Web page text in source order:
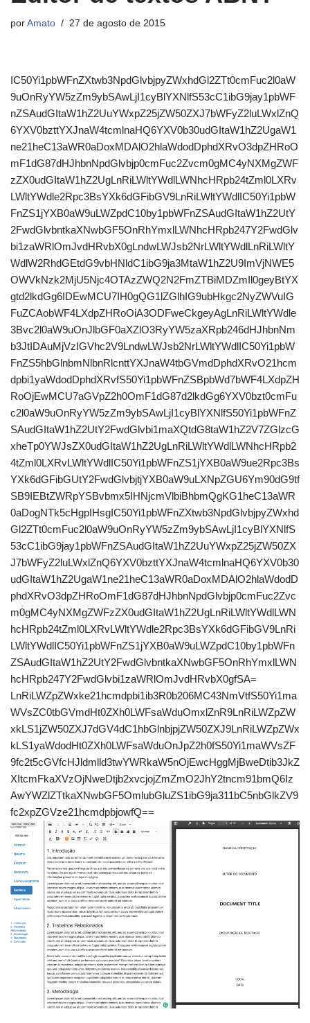
por Amato 27 de agosto de 2015
IC50Yi1pbWFnZXtwb3NpdGlvbjpyZWxhdGl2ZTt0cmFuc2l0aW
9uOnRyYW5zZm9ybSAwLjI1cyBlYXNlfS53cC1ibG9jay1pbWF
nZSAudGItaW1hZ2UuYWxpZ25jZW50ZXJ7bWFyZ2luLWxlZnQ
6YXV0bzttYXJnaW4tcmlnaHQ6YXV0b30udGItaW1hZ2UgaW1
ne21heC13aWR0aDoxMDAlO2hlaWdodDphdXRvO3dpZHRoO
mF1dG87dHJhbnNpdGlvbjp0cmFuc2Zvcm0gMC4yNXMgZWF
zZX0udGItaW1hZ2UgLnRiLWltYWdlLWNhcHRpb24tZml0LXRv
LWltYWdle2Rpc3BsYXk6dGFibGV9LnRiLWltYWdlIC50Yi1pbW
FnZS1jYXB0aW9uLWZpdC10by1pbWFnZSAudGItaW1hZ2UtY
2FwdGlvbntkaXNwbGF5OnRhYmxlLWNhcHRpb247Y2FwdGlv
bi1zaWRlOmJvdHRvbX0gLndwLWJsb2NrLWltYWdlLnRiLWltY
WdlW2RhdGEtdG9vbHNldC1ibG9ja3MtaW1hZ2U9ImVjNWE5
OWVkNzk2MjU5Njc4OTAzZWQ2N2FmZTBiMDZmIl0geyBtYX
gtd2lkdGg6IDEwMCU7IH0gQG1lZGlhIG9ubHkgc2NyZWVuIG
FuZCAobWF4LXdpZHRoOiA3ODFweCkgeyAgLnRiLWltYWdle
3Bvc2l0aW9uOnJlbGF0aXZlO3RyYW5zaXRpb246dHJhbnNm
b3JtIDAuMjVzIGVhc2V9LndwLWJsb2NrLWltYWdlIC50Yi1pbW
FnZS5hbGlnbmNlbnRlcnttYXJnaW4tbGVmdDphdXRvO21hcm
dpbi1yaWdodDphdXRvfS50Yi1pbWFnZSBpbWd7bWF4LXdpZH
RoOjEwMCU7aGVpZ2h0OmF1dG87d2lkdGg6YXV0bzt0cmFu
c2l0aW9uOnRyYW5zZm9ybSAwLjI1cyBlYXNlfS50Yi1pbWFnZ
SAudGItaW1hZ2UtY2FwdGlvbi1maXQtdG8taW1hZ2V7ZGlzcG
xheTp0YWJsZX0udGItaW1hZ2UgLnRiLWltYWdlLWNhcHRpb2
4tZml0LXRvLWltYWdlIC50Yi1pbWFnZS1jYXB0aW9ue2Rpc3Bs
YXk6dGFibGUtY2FwdGlvbjtjYXB0aW9uLXNpZGU6Ym90dG9tf
SB9IEBtZWRpYSBvbmx5IHNjcmVlbiBhbmQgKG1heC13aWR
0aDogNTk5cHgpIHsgIC50Yi1pbWFnZXtwb3NpdGlvbjpyZWxhd
Gl2ZTt0cmFuc2l0aW9uOnRyYW5zZm9ybSAwLjI1cyBlYXNlfS
53cC1ibG9jay1pbWFnZSAudGItaW1hZ2UuYWxpZ25jZW50ZX
J7bWFyZ2luLWxlZnQ6YXV0bzttYXJnaW4tcmlnaHQ6YXV0b30
udGItaW1hZ2UgaW1ne21heC13aWR0aDoxMDAlO2hlaWdodD
phdXRvO3dpZHRoOmF1dG87dHJhbnNpdGlvbjp0cmFuc2Zvc
m0gMC4yNXMgZWFzZX0udGItaW1hZ2UgLnRiLWltYWdlLWN
hcHRpb24tZml0LXRvLWltYWdle2Rpc3BsYXk6dGFibGV9LnRi
LWltYWdlIC50Yi1pbWFnZS1jYXB0aW9uLWZpdC10by1pbWFn
ZSAudGItaW1hZ2UtY2FwdGlvbntkaXNwbGF5OnRhYmxlLWN
hcHRpb247Y2FwdGlvbi1zaWRlOmJvdHRvbX0gfSA=
LnRiLWZpZWxke21hcmdpbi1ib3R0b206MC43NmVtfS50Yi1ma
WVsZC0tbGVmdHt0ZXh0LWFsaWduOmxlZnR9LnRiLWZpZW
xkLS1jZW50ZXJ7dGV4dC1hbGlnbjpjZW50ZXJ9LnRiLWZpZWx
kLS1yaWdodHt0ZXh0LWFsaWduOnJpZ2h0fS50Yi1maWVsZF
9fc2t5cGVfcHJldmlld3twYWRkaW5nOjEwcHggMjBweDtib3JkZ
XItcmFkaXVzOjNweDtjb2xvcjojZmZmO2JhY2tncm91bmQ6Iz
AwYWZlZTtkaXNwbGF5OmlubGluZS1ibG9ja311bC5nbGlkZV9
fc2xpZGVze21hcmdpbjowfQ==